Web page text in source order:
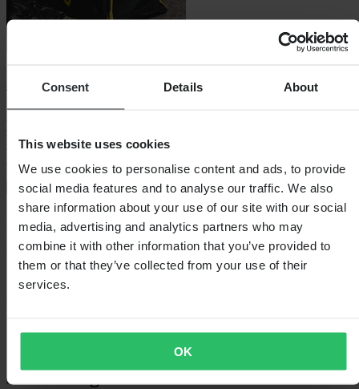
Consent Details About
This website uses cookies
We use cookies to personalise content and ads, to provide
social media features and to analyse our traffic. We also
share information about your use of our site with our social
media, advertising and analytics partners who may
combine it with other information that you’ve provided to
them or that they’ve collected from your use of their
services.
OK
XLMOTO All-In-One Gearbag
mehrere Belüftungsöffnungen und spezielle Fächer, damit deine
Jetzt shoppen
Wasserdichte Motorradtaschen sichern:
Eine Schritt-für-Schritt-Anleitung
Erfahre, wie du wasserdichte Motorradtaschen sicher montierst.
Diese Schritt-für-Schritt-Anleitung behandelt die richtige
Schütze dein Motorrad mit XLMOTO
Abdeckungen